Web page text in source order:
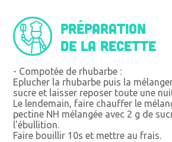
Préparation
de la recette
- Compotée de rhubarbe :
Eplucher la rhubarbe puis la
sucre et laisser reposer toute une
Le lendemain, faire chauffer le
pectine NH mélangée avec 2 g de
l'ébullition.
Faire bouillir 10s et mettre au frais.